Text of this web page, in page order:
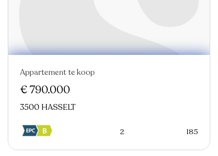
Nieuw
Appartement te koop
€ 790.000
3500 HASSELT
2 185